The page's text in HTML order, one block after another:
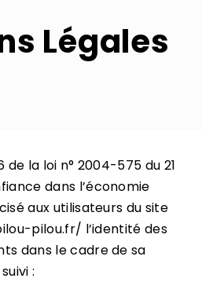
Légales
de la loi n° 2004-575 du 21
dans l’économie
aux utilisateurs du site
pilou.fr/ l’identité des
dans le cadre de sa
: